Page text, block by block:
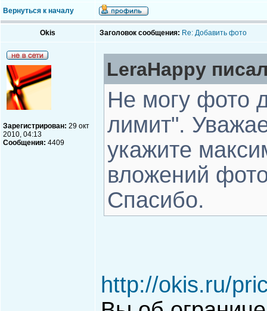
Вернуться к началу
Okis Заголовок сообщения: Re: Добавить фото
Зарегистрирован: 29 окт
2010, 04:13
Сообщения: 4409
LeraHappy
Не могу фото
лимит".
укажите
вложений
Спасибо.
http://okis.ru/